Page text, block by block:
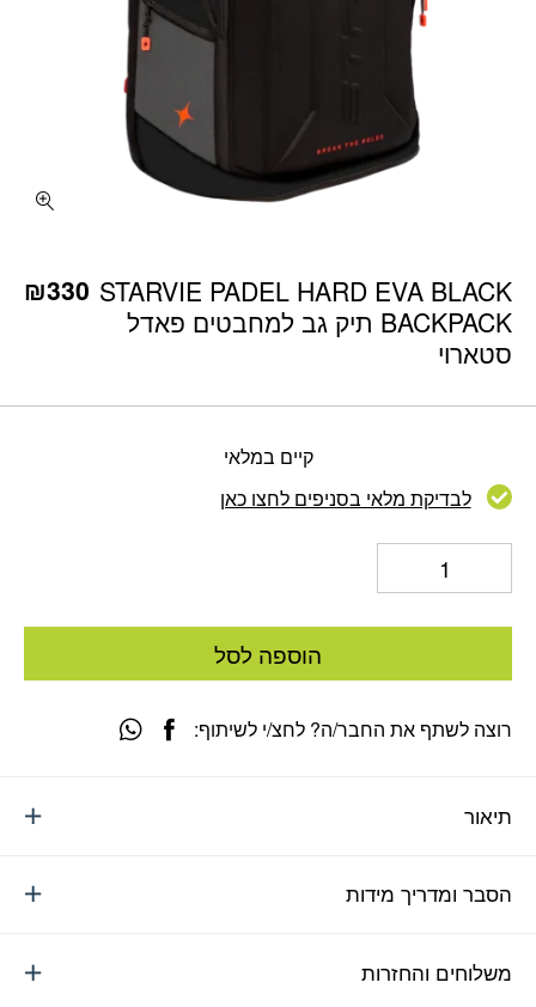
STARVIE PADEL HARD EVA BLACK
BACKPACK תיק גב למחבטים פאדל
סטארוי
₪330
קיים במלאי
לבדיקת מלאי בסניפים לחצו כאן
הוספה לסל
תיאור
הסבר ומדריך מידות
משלוחים והחזרות
רוצה לשתף את החבר/ה? לחצ/י לשיתוף: